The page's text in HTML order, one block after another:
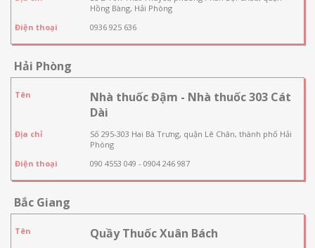
Hồng Bàng, Hải Phòng
Điện thoại
0936 925 636
Hải Phòng
Tên
Nhà thuốc Đậm - Nhà thuốc 303 Cát
Dài
Địa chỉ
Số 295-303 Hai Bà Trưng, quận Lê Chân, thành phố Hải
Phòng
Điện thoại
090 4553 049 - 0904 246 987
Bắc Giang
Tên Quầy Thuốc Xuân Bách